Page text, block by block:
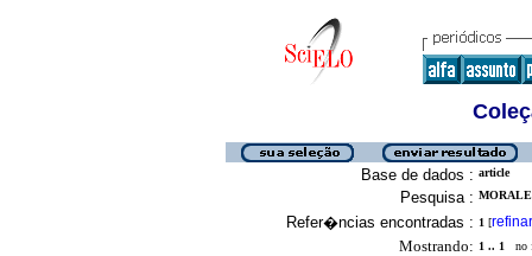
Base de dados : article
Pesquisa :
Refer�ncias encontradas : 1 [refinar
Mostrando: 1 .. 1 no